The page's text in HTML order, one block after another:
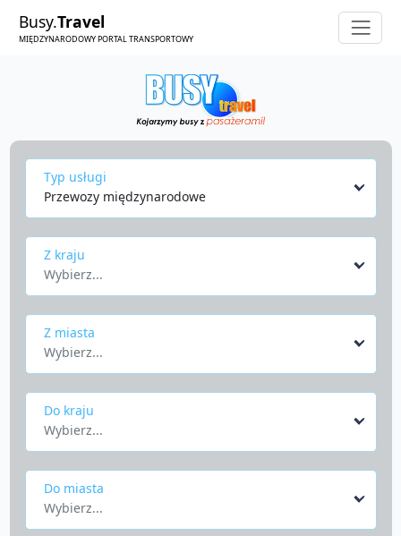
Busy.Travel
MIĘDZYNARODOWY PORTAL TRANSPORTOWY
Typ usługi
Przewozy międzynarodowe
Z kraju
Wybierz...
Z miasta
Wybierz...
Do kraju
Wybierz...
Do miasta
Wybierz...